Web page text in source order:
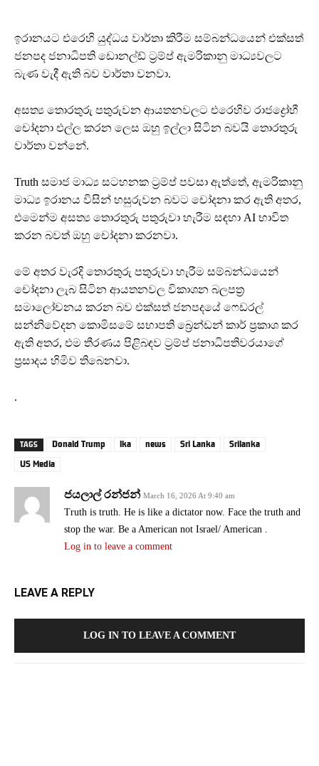
ඉරානයට එරෙහි යුද්ධය වාර්තා කිරීම සම්බන්ධයෙන් එක්සත්
ජනපද ජනාධිපති ඩොනල්ඩ් ට්‍රම්ප් ඇමරිකානු මාධ්‍යවලට
බැණ වැදී ඇති බව වාර්තා වනවා.
අසත්‍ය තොරතුරු පතුරුවන ආයතනවලට එරෙහිව රාජද්‍රෝහී
චෝදනා එල්ල කරන ලෙස ඔහු ඉල්ලා සිටින බවයි තොරතුරු
වාර්තා වන්නේ.
Truth සමාජ මාධ්‍ය සටහනක ට්‍රම්ප් පවසා ඇත්තේ, ඇමරිකානු
මාධ්‍ය ඉරානය විසින් හසුරුවන බවට චෝදනා කර ඇති අතර,
එමෙන්ම අසත්‍ය තොරතුරු පතුරුවා හැරීම සඳහා AI භාවිත
කරන බවත් ඔහු චෝදනා කරනවා.
මේ අතර වැරදි තොරතුරු පතුරුවා හැරීම සම්බන්ධයෙන්
චෝදනා ලැබ සිටින ආයතනවල විකාශන බලපත්‍ර
සමාලෝචනය කරන බව එක්සත් ජනපදයේ ෆෙඩරල්
සන්නිවේදන කොමිසමේ සභාපති බ්‍රෙන්ඩන් කාර් ප්‍රකාශ කර
ඇති අතර, එම තීරණය පිළිබඳව ට්‍රම්ප් ජනාධිපතිවරයාගේ
ප්‍රසාදය හිමිව තිබෙනවා.
.
TAGS Donald Trump lka news Sri Lanka
Srilanka
US Media
ජයලාල් රන්ජන් March 16, 2026 At 9:40 am
Truth is truth. He is like a dictator now. Face the truth and
stop the war. Be a American not Israel/ American .
Log in to leave a comment
LEAVE A REPLY
LOG IN TO LEAVE A COMMENT